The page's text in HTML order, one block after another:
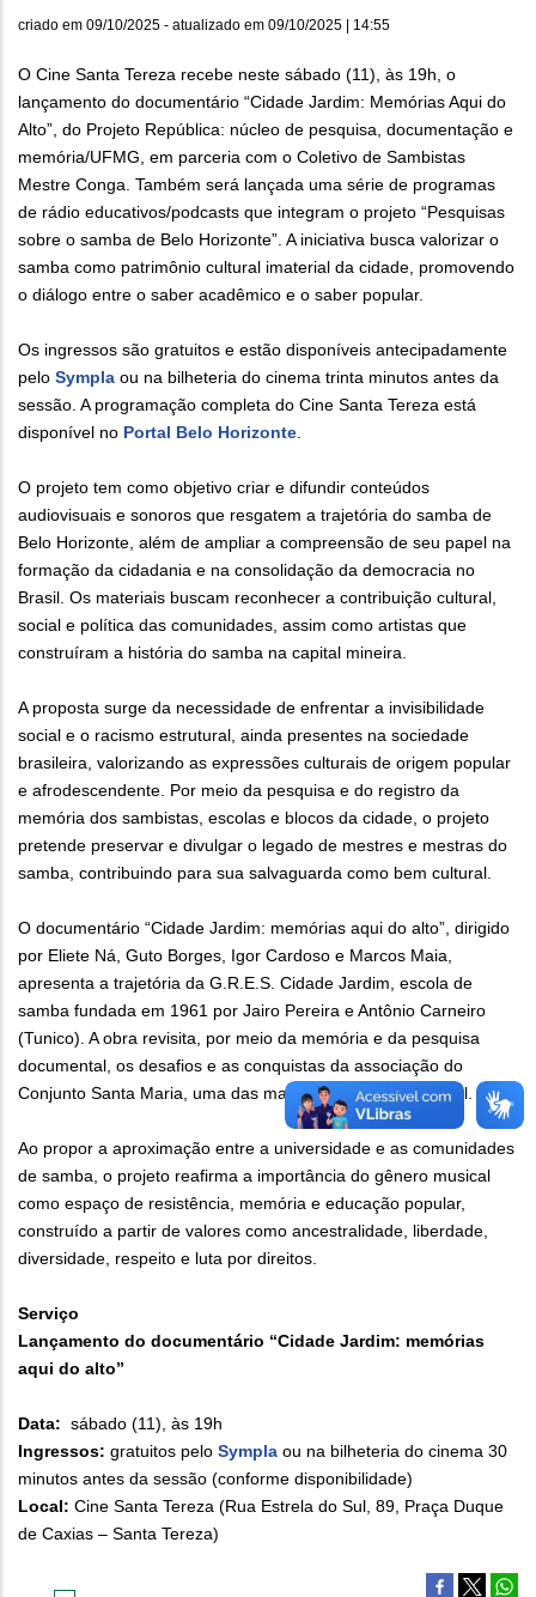
criado em 09/10/2025 - atualizado em 09/10/2025 | 14:55
O Cine Santa Tereza recebe neste sábado (11), às 19h, o
lançamento do documentário “Cidade Jardim: Memórias Aqui do
Alto”, do Projeto República: núcleo de pesquisa, documentação e
memória/UFMG, em parceria com o Coletivo de Sambistas
Mestre Conga. Também será lançada uma série de programas
de rádio educativos/podcasts que integram o projeto “Pesquisas
sobre o samba de Belo Horizonte”. A iniciativa busca valorizar o
samba como patrimônio cultural imaterial da cidade, promovendo
o diálogo entre o saber acadêmico e o saber popular.
Os ingressos são gratuitos e estão disponíveis antecipadamente
pelo Sympla ou na bilheteria do cinema trinta minutos antes da
sessão. A programação completa do Cine Santa Tereza está
disponível no Portal Belo Horizonte.
O projeto tem como objetivo criar e difundir conteúdos
audiovisuais e sonoros que resgatem a trajetória do samba de
Belo Horizonte, além de ampliar a compreensão de seu papel na
formação da cidadania e na consolidação da democracia no
Brasil. Os materiais buscam reconhecer a contribuição cultural,
social e política das comunidades, assim como artistas que
construíram a história do samba na capital mineira.
A proposta surge da necessidade de enfrentar a invisibilidade
social e o racismo estrutural, ainda presentes na sociedade
brasileira, valorizando as expressões culturais de origem popular
e afrodescendente. Por meio da pesquisa e do registro da
memória dos sambistas, escolas e blocos da cidade, o projeto
pretende preservar e divulgar o legado de mestres e mestras do
samba, contribuindo para sua salvaguarda como bem cultural.
O documentário “Cidade Jardim: memórias aqui do alto”, dirigido
por Eliete Ná, Guto Borges, Igor Cardoso e Marcos Maia,
apresenta a trajetória da G.R.E.S. Cidade Jardim, escola de
samba fundada em 1961 por Jairo Pereira e Antônio Carneiro
(Tunico). A obra revisita, por meio da memória e da pesquisa
documental, os desafios e as conquistas da associação do
Conjunto Santa Maria, uma das mais tradicionais da capital.
Ao propor a aproximação entre a universidade e as comunidades
de samba, o projeto reafirma a importância do gênero musical
como espaço de resistência, memória e educação popular,
construído a partir de valores como ancestralidade, liberdade,
diversidade, respeito e luta por direitos.
Serviço
Lançamento do documentário “Cidade Jardim: memórias
aqui do alto”
Data: sábado (11), às 19h
Ingressos: gratuitos pelo Sympla ou na bilheteria do cinema 30
minutos antes da sessão (conforme disponibilidade)
Local: Cine Santa Tereza (Rua Estrela do Sul, 89, Praça Duque
de Caxias – Santa Tereza)